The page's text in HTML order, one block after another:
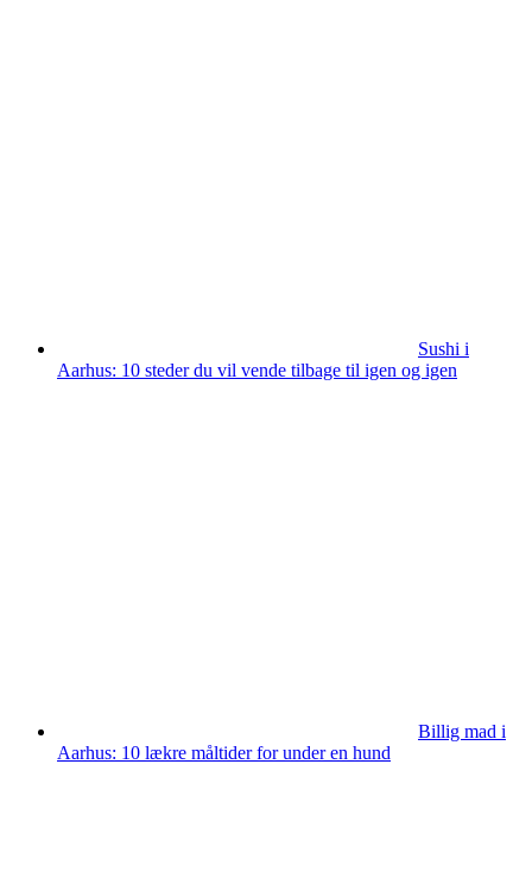
Sushi i
Aarhus: 10 steder du vil vende tilbage til igen og igen
Billig mad i
Aarhus: 10 lækre måltider for under en hund